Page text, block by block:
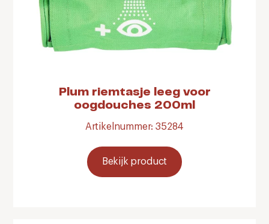
Plum riemtasje leeg voor
oogdouches 200ml
Artikelnummer: 35284
Bekijk product